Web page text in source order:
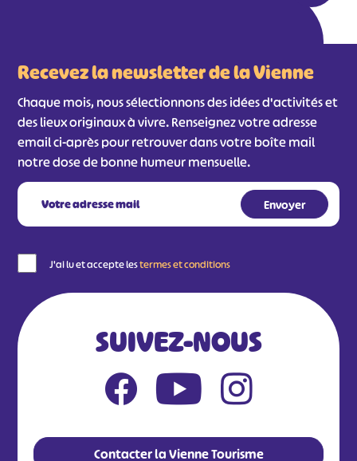
Recevez la newsletter de la Vienne
Chaque mois, nous sélectionnons des idées d'activités et
des lieux originaux à vivre. Renseignez votre adresse
email ci-après pour retrouver dans votre boîte mail
notre dose de bonne humeur mensuelle.
J'ai lu et accepte lestermes et conditions
SUIVEZ-NOUS
Contacter la Vienne Tourisme